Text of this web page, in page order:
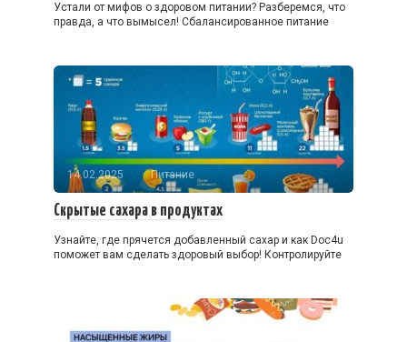
Устали от мифов о здоровом питании? Разберемся, что
правда, а что вымысел! Сбалансированное питание
14.02.2025 Питание
Скрытые сахара в продуктах
Узнайте, где прячется добавленный сахар и как Doc4u
поможет вам сделать здоровый выбор! Контролируйте